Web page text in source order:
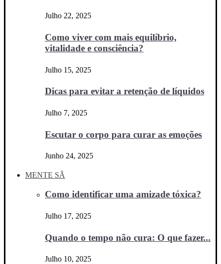
Julho 22, 2025
Como viver com mais equilíbrio,
vitalidade e consciência?
Julho 15, 2025
Dicas para evitar a retenção de líquidos
Julho 7, 2025
Escutar o corpo para curar as emoções
Junho 24, 2025
MENTE SÃ
Como identificar uma amizade tóxica?
Julho 17, 2025
Quando o tempo não cura: O que fazer...
Julho 10, 2025